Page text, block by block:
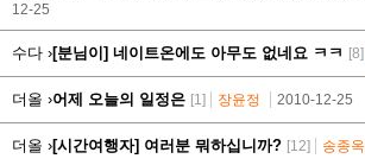
12-25
수다 ›[분님이] 네이트온에도 아무도 없네요 ㅋㅋ [8]
더올 ›어제 오늘의 일정은 [1] 장윤정 2010-12-25
더올 ›[시간여행자] 여러분 뭐하십니까? [12] 송종옥